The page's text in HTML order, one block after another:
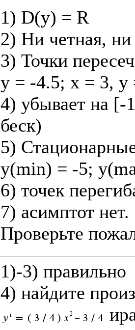
1) D(y) = R
2) Ни четная, ни
3) Точки
y = -4.5; x = 3,
4) убывает на [-
беск)
5)
y(min) = -5;
6) точек
7) асимптот нет.
1)-3) правильно
4) найдите